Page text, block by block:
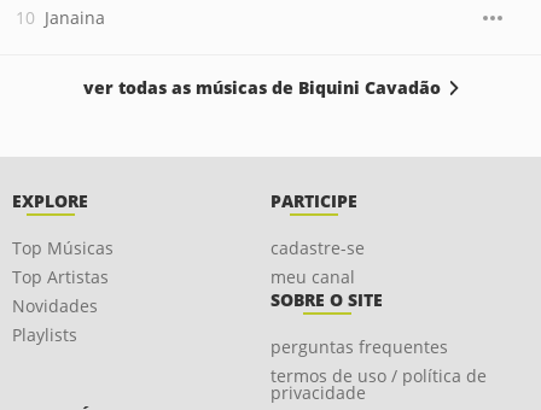
Janaina
ver todas as músicas de Biquini Cavadão
EXPLORE
Top Músicas
Top Artistas
Novidades
Playlists
PARTICIPE
cadastre-se
meu canal
SOBRE O SITE
perguntas frequentes
termos de uso / política de
privacidade